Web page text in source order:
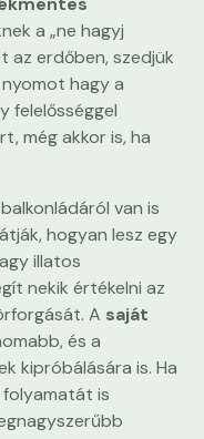
a „ne hagyj
az erdőben, szedjük
hagy a
felelősséggel
még akkor is, ha
van is
hogyan lesz egy
illatos
nekik értékelni az
A saját
és a
kipróbálására is. Ha
folyamatát is